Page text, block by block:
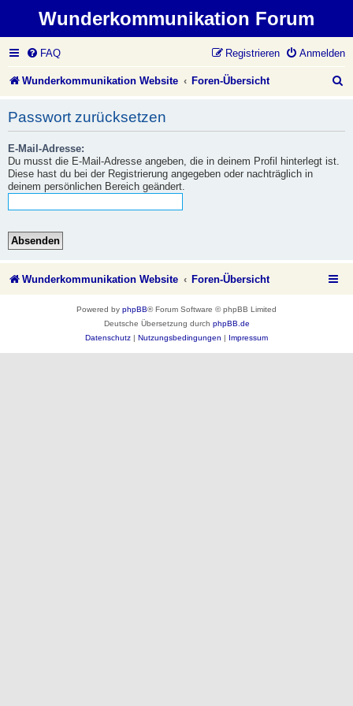
Wunderkommunikation Forum
FAQ Anmelden
Registrieren
Wunderkommunikation Website Foren-Übersicht
Passwort zurücksetzen
E-Mail-Adresse:
Du musst die E-Mail-Adresse angeben, die in deinem Profil hinterlegt ist.
Diese hast du bei der Registrierung angegeben oder nachträglich in
deinem persönlichen Bereich geändert.
Wunderkommunikation Website Foren-Übersicht
Powered by phpBB® Forum Software © phpBB Limited
Deutsche Übersetzung durch phpBB.de
Datenschutz | Nutzungsbedingungen | Impressum